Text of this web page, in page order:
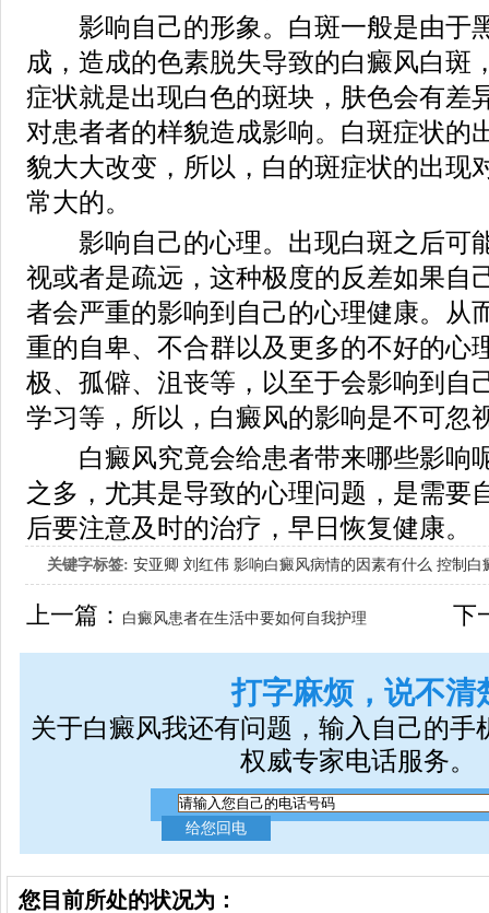
影响自己的形象。白斑一般是由于
成，造成的色素脱失导致的白癜风白斑
症状就是出现白色的斑块，肤色会有差
对患者者的样貌造成影响。白斑症状的
貌大大改变，所以，白的斑症状的出现
常大的。
影响自己的心理。出现白斑之后可
视或者是疏远，这种极度的反差如果自
者会严重的影响到自己的心理健康。从
重的自卑、不合群以及更多的不好的心
极、孤僻、沮丧等，以至于会影响到自
学习等，所以，白癜风的影响是不可忽
白癜风究竟会给患者带来哪些影响
之多，尤其是导致的心理问题，是需要
后要注意及时的治疗，早日恢复健康。
关键字标签: 安亚卿 刘红伟 影响白癜风病情的因素有什么 控制白
女生应该如何治疗呢
上一篇： 白癜风患者在生活中要如何自我护理 下
打字麻烦，说不清
关于白癜风我还有问题，输入自己的手
权威专家电话服务。
您目前所处的状况为：